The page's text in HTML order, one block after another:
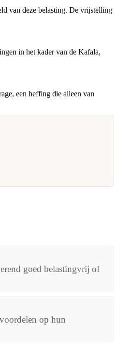
van deze belasting. De vrijstelling
in het kader van de Kafala,
een heffing die alleen van
goed belastingvrij of
op hun